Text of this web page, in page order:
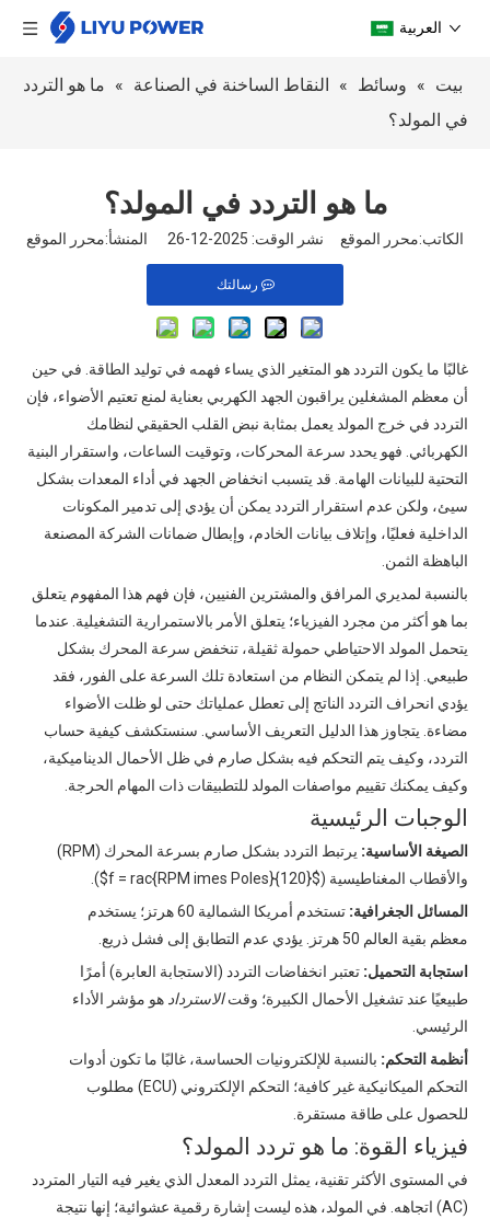
العربية
بيت » وسائط » النقاط الساخنة في الصناعة » ما هو التردد
في المولد؟
ما هو التردد في المولد؟
الكاتب:محرر الموقع نشر الوقت: 2025-12-26 المنشأ: محرر الموقع
رسالتك
غالبًا ما يكون التردد هو المتغير الذي يساء فهمه في توليد الطاقة. في حين
أن معظم المشغلين يراقبون الجهد الكهربي بعناية لمنع تعتيم الأضواء، فإن
التردد في خرج المولد يعمل بمثابة نبض القلب الحقيقي لنظامك
الكهربائي. فهو يحدد سرعة المحركات، وتوقيت الساعات، واستقرار البنية
التحتية للبيانات الهامة. قد يتسبب انخفاض الجهد في أداء المعدات بشكل
سيئ، ولكن عدم استقرار التردد يمكن أن يؤدي إلى تدمير المكونات
الداخلية فعليًا، وإتلاف بيانات الخادم، وإبطال ضمانات الشركة المصنعة
الباهظة الثمن.
بالنسبة لمديري المرافق والمشترين الفنيين، فإن فهم هذا المفهوم يتعلق
بما هو أكثر من مجرد الفيزياء؛ يتعلق الأمر بالاستمرارية التشغيلية. عندما
يتحمل المولد الاحتياطي حمولة ثقيلة، تنخفض سرعة المحرك بشكل
طبيعي. إذا لم يتمكن النظام من استعادة تلك السرعة على الفور، فقد
يؤدي انحراف التردد الناتج إلى تعطل عملياتك حتى لو ظلت الأضواء
مضاءة. يتجاوز هذا الدليل التعريف الأساسي. سنستكشف كيفية حساب
التردد، وكيف يتم التحكم فيه بشكل صارم في ظل الأحمال الديناميكية،
وكيف يمكنك تقييم مواصفات المولد للتطبيقات ذات المهام الحرجة.
الوجبات الرئيسية
الصيغة الأساسية:
يرتبط التردد بشكل صارم بسرعة المحرك (RPM)
والأقطاب المغناطيسية ($f = rac{RPM imes Poles}{120}$).
المسائل الجغرافية:
تستخدم أمريكا الشمالية 60 هرتز؛ يستخدم
معظم بقية العالم 50 هرتز. يؤدي عدم التطابق إلى فشل ذريع.
استجابة التحميل: تعتبر انخفاضات التردد (الاستجابة العابرة) أمرًا
طبيعيًا عند تشغيل الأحمال الكبيرة؛ وقتالاسترداد هو مؤشر الأداء
الرئيسي.
أنظمة التحكم: بالنسبة للإلكترونيات الحساسة، غالبًا ما تكون أدوات
التحكم الميكانيكية غير كافية؛ التحكم الإلكتروني (ECU) مطلوب
للحصول على طاقة مستقرة.
فيزياء القوة: ما هو تردد المولد؟
في المستوى الأكثر تقنية، يمثل التردد المعدل الذي يغير فيه التيار المتردد
(AC) اتجاهه. في المولد، هذه ليست إشارة رقمية عشوائية؛ إنها نتيجة